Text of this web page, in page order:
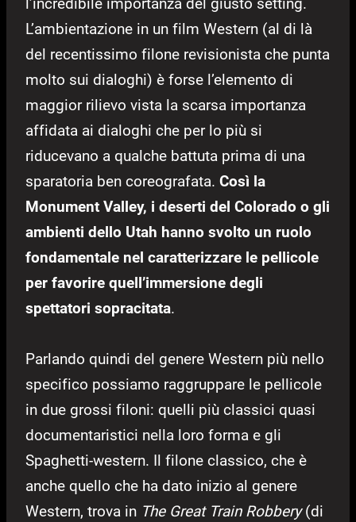
l’incredibile importanza del giusto setting.
L’ambientazione in un film Western (al di là
del recentissimo filone revisionista che punta
molto sui dialoghi) è forse l’elemento di
maggior rilievo vista la scarsa importanza
affidata ai dialoghi che per lo più si
riducevano a qualche battuta prima di una
sparatoria ben coreografata. Così la
Monument Valley, i deserti del Colorado o gli
ambienti dello Utah hanno svolto un ruolo
fondamentale nel caratterizzare le pellicole
per favorire quell’immersione degli
spettatori sopracitata.
Parlando quindi del genere Western più nello
specifico possiamo raggruppare le pellicole
in due grossi filoni: quelli più classici quasi
documentaristici nella loro forma e gli
Spaghetti-western. Il filone classico, che è
anche quello che ha dato inizio al genere
Western, trova in The Great Train Robbery(di